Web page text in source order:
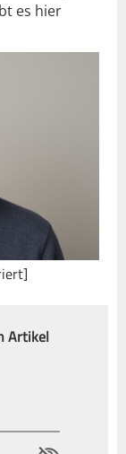
es hier
Artikel